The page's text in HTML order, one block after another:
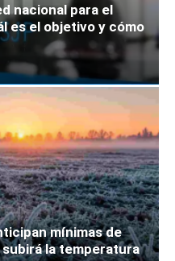
nacional para el
es el objetivo y cómo
mínimas de
la temperatura